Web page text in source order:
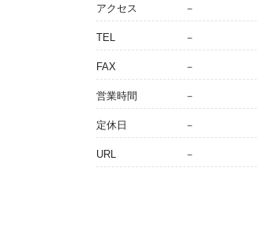
アクセス －
TEL －
FAX －
営業時間 －
定休日 －
URL －